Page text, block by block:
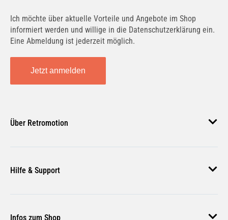
Ich möchte über aktuelle Vorteile und Angebote im Shop
informiert werden und willige in die Datenschutzerklärung ein.
Eine Abmeldung ist jederzeit möglich.
Jetzt anmelden
Über Retromotion
Unsere Jobs
Magazin
Hilfe & Support
Infos zum Shop